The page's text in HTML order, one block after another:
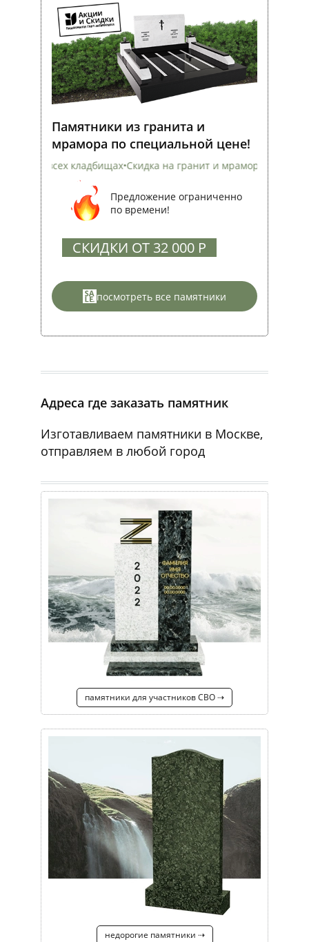
Памятники из гранита и
мрамора по специальной цене!
•Скидка на гранит и мрамор•Оформление со скидкой
Предложение ограниченно
по времени!
СКИДКИ ОТ 32 000 Р
посмотреть все памятники
Адреса где заказать памятник
Изготавливаем памятники в Москве,
отправляем в любой город
памятники для участников СВО ⇢
недорогие памятники ⇢